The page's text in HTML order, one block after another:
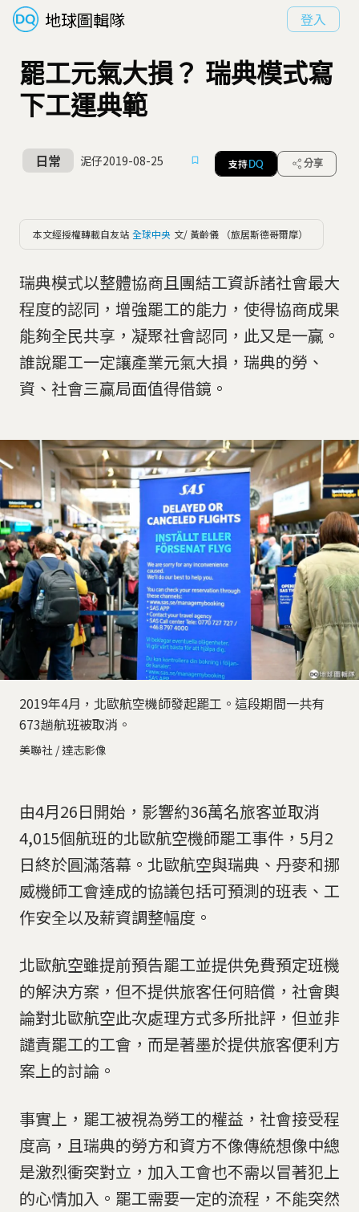
地球圖輯隊 登入
罷工元氣大損？ 瑞典模式寫
下工運典範
日常 泥仔2019-08-25 支持 DQ 分享
本文經授權轉載自友站 全球中央 文/ 黃齡儀 （旅居斯德哥爾摩）
瑞典模式以整體協商且團結工資訴諸社會最大
程度的認同，增強罷工的能力，使得協商成果
能夠全民共享，凝聚社會認同，此又是一贏。
誰說罷工一定讓產業元氣大損，瑞典的勞、
資、社會三贏局面值得借鏡。
2019年4月，北歐航空機師發起罷工。這段期間一共有
673趟航班被取消。
美聯社 / 達志影像
由4月26日開始，影響約36萬名旅客並取消
4,015個航班的北歐航空機師罷工事件，5月2
日終於圓滿落幕。北歐航空與瑞典、丹麥和挪
威機師工會達成的協議包括可預測的班表、工
作安全以及薪資調整幅度。
北歐航空雖提前預告罷工並提供免費預定班機
的解決方案，但不提供旅客任何賠償，社會輿
論對北歐航空此次處理方式多所批評，但並非
譴責罷工的工會，而是著墨於提供旅客便利方
案上的討論。
事實上，罷工被視為勞工的權益，社會接受程
度高，且瑞典的勞方和資方不像傳統想像中總
是激烈衝突對立，加入工會也不需以冒著犯上
的心情加入。罷工需要一定的流程，不能突然